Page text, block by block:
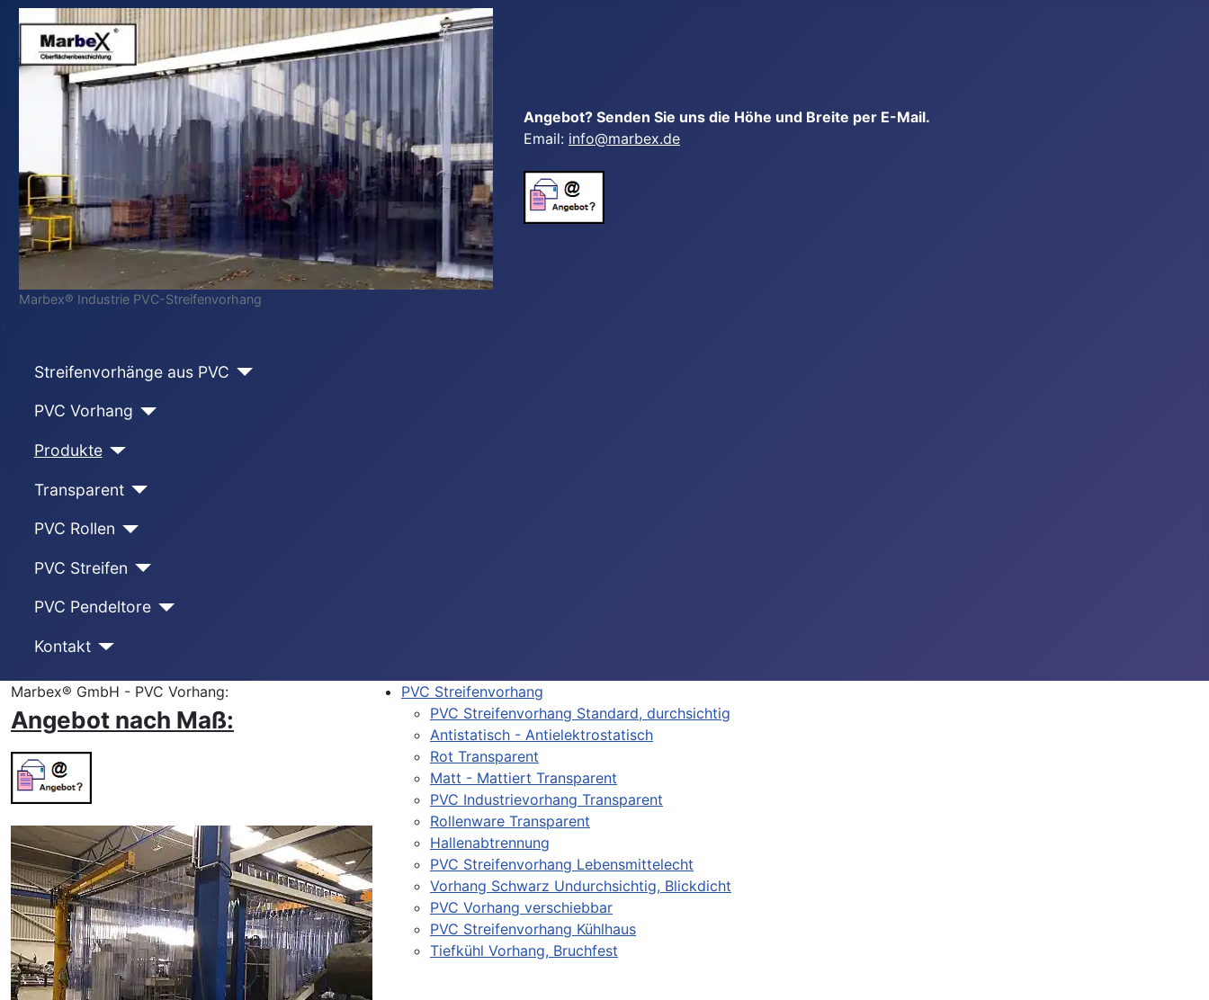
Marbex® Industrie PVC-Streifenvorhang
Angebot? Senden Sie uns die Höhe und Breite per E-Mail.
Email: info@marbex.de
Streifenvorhänge aus PVC
PVC Vorhang
Produkte
Transparent
PVC Rollen
PVC Streifen
PVC Pendeltore
Kontakt
Marbex® GmbH - PVC Vorhang:
Angebot nach Maß:
PVC Streifenvorhang
PVC Streifenvorhang Standard, durchsichtig
Antistatisch - Antielektrostatisch
Rot Transparent
Matt - Mattiert Transparent
PVC Industrievorhang Transparent
Rollenware Transparent
Hallenabtrennung
PVC Streifenvorhang Lebensmittelecht
Vorhang Schwarz Undurchsichtig, Blickdicht
PVC Vorhang verschiebbar
PVC Streifenvorhang Kühlhaus
Tiefkühl Vorhang, Bruchfest